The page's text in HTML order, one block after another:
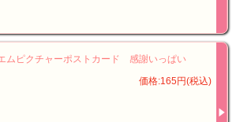
ムピクチャーポストカード 感謝いっぱい
価格:165円(税込)